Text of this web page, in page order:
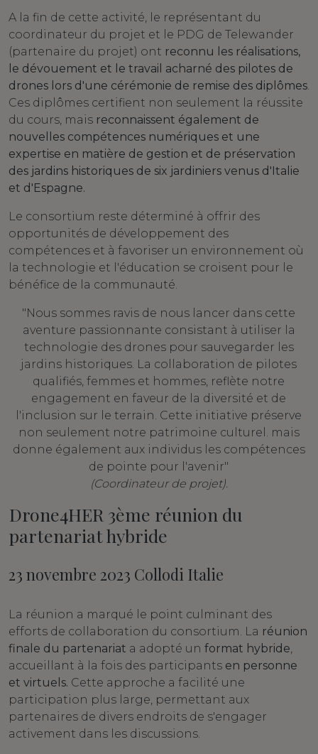
A la fin de cette activité, le représentant du
coordinateur du projet et le PDG de Telewander
(partenaire du projet) ont reconnu les réalisations,
le dévouement et le travail acharné des pilotes de
drones lors d'une cérémonie de remise des diplômes.
Ces diplômes certifient non seulement la réussite
du cours, mais reconnaissent également de
nouvelles compétences numériques et une
expertise en matière de gestion et de préservation
des jardins historiques de six jardiniers venus d'Italie
et d'Espagne.
Le consortium reste déterminé à offrir des
opportunités de développement des
compétences et à favoriser un environnement où
la technologie et l'éducation se croisent pour le
bénéfice de la communauté.
"Nous sommes ravis de nous lancer dans cette
aventure passionnante consistant à utiliser la
technologie des drones pour sauvegarder les
jardins historiques. La collaboration de pilotes
qualifiés, femmes et hommes, reflète notre
engagement en faveur de la diversité et de
l'inclusion sur le terrain. Cette initiative préserve
non seulement notre patrimoine culturel. mais
donne également aux individus les compétences
de pointe pour l'avenir"
(Coordinateur de projet).
Drone4HER 3ème réunion du
partenariat hybride
23 novembre 2023 Collodi Italie
La réunion a marqué le point culminant des
efforts de collaboration du consortium. La réunion
finale du partenariat a adopté un format hybride
accueillant à la fois des participants en personne
et virtuels. Cette approche a facilité une
participation plus large, permettant aux
partenaires de divers endroits de s'engager
activement dans les discussions.